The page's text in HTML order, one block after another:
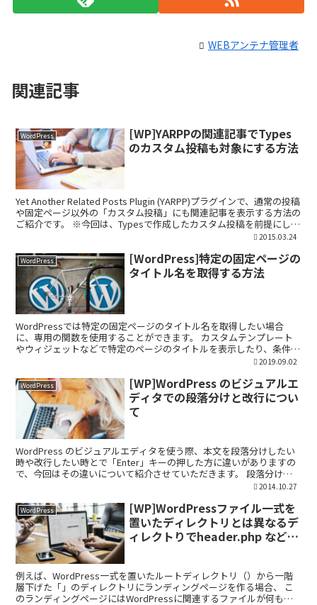
WEBアンテナ管理者
関連記事
WordPress
[WP]YARPPの関連記事でTypes
のカスタム投稿も対象にする方法
Yet Another Related Posts Plugin (YARPP)プラグインで、通常の投稿
や固定ページ以外の「カスタム投稿」にも関連記事を表示する方法の
ご紹介です。 ※今回は、Typesで作成したカスタム投稿を前提にして
2015.03.24
WordPress
[WordPress]特定の固定ページの
タイトル名を取得する方法
WordPressでは特定の固定ページのタイトル名を取得したい場合
に、専用の関数を使用することができます。 カスタムテンプレート
やウィジェットなどで特定のページのタイトルを表示したり、条件に
2019.09.02
WordPress
[WP]WordPress のビジュアルエ
ディタでの段落分けと改行につい
て
WordPress のビジュアルエディタを使う際、本文を段落分けしたい
時や改行したい時とで「Enter」キーの押した方に違いがありますの
で、今回はその違いについて紹介させていただきます。 段落分けの
2014.10.27
WordPress
[WP]WordPressファイル一式を
置いたディレクトリとは異なるデ
ィレクトりでheader.php などの
例えば、WordPress一式を置いたルートディレクトリ（）から一階
層下げた「」のディレクトリにランディングページを作る場合、 こ
のランディングページにはWordPressに関連するファイルが何も入